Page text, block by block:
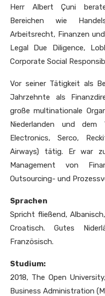
Herr Albert Çuni
Bereichen wie
Arbeitsrecht, Finanzen
Legal Due Diligence,
Corporate Social
Vor seiner Tätigkeit als
Jahrzehnte als
große multinationale
Niederlanden und dem
Electronics, Serco,
Airways) tätig. Er war
Management von
Outsourcing- und
Sprachen
Spricht fließend,
Croatisch. Gutes
Französisch.
Studium:
2018, The Open
Business Administration